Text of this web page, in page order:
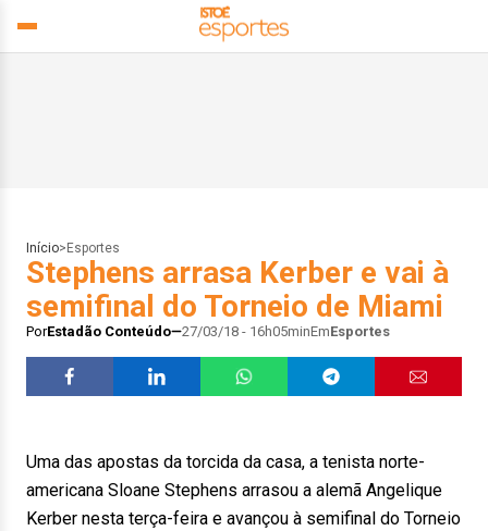
Início> Esportes
Stephens arrasa Kerber e vai à
semifinal do Torneio de Miami
PorEstadão Conteúdo 27/03/18 - 16h05minEmEsportes
Uma das apostas da torcida da casa, a tenista norte-
americana Sloane Stephens arrasou a alemã Angelique
Kerber nesta terça-feira e avançou à semifinal do Torneio